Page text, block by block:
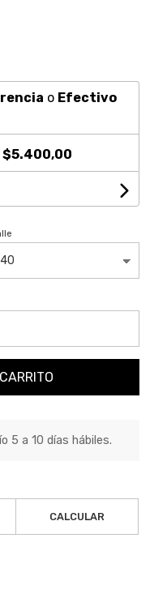
o Efectivo
$5.400,00
5 a 10 días hábiles.
CALCULAR